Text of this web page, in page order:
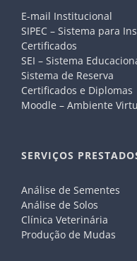
E-mail Institucional
SIPEC – Sistema para
Certificados
SEI – Sistema
Sistema de Reserva
Certificados e Diplomas
Moodle – Ambiente
SERVIÇOS
Análise de Sementes
Análise de Solos
Clínica Veterinária
Produção de Mudas